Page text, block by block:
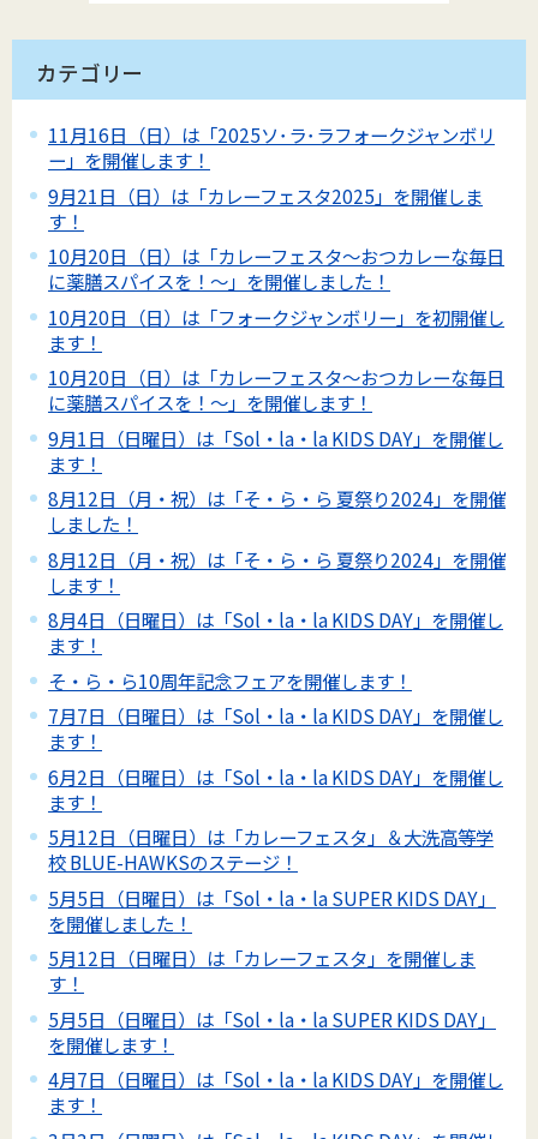
カテゴリー
11月16日（日）は「2025ソ･ラ･ラフォークジャンボリ
ー」を開催します！
9月21日（日）は「カレーフェスタ2025」を開催しま
す！
10月20日（日）は「カレーフェスタ～おつカレーな毎日
に薬膳スパイスを！～」を開催しました！
10月20日（日）は「フォークジャンボリー」を初開催し
ます！
10月20日（日）は「カレーフェスタ～おつカレーな毎日
に薬膳スパイスを！～」を開催します！
9月1日（日曜日）は「Sol・la・la KIDS DAY」を開催し
ます！
8月12日（月・祝）は「そ・ら・ら 夏祭り2024」を開催
しました！
8月12日（月・祝）は「そ・ら・ら 夏祭り2024」を開催
します！
8月4日（日曜日）は「Sol・la・la KIDS DAY」を開催し
ます！
そ・ら・ら10周年記念フェアを開催します！
7月7日（日曜日）は「Sol・la・la KIDS DAY」を開催し
ます！
6月2日（日曜日）は「Sol・la・la KIDS DAY」を開催し
ます！
5月12日（日曜日）は「カレーフェスタ」＆大洗高等学
校 BLUE-HAWKSのステージ！
5月5日（日曜日）は「Sol・la・la SUPER KIDS DAY」
を開催しました！
5月12日（日曜日）は「カレーフェスタ」を開催しま
す！
5月5日（日曜日）は「Sol・la・la SUPER KIDS DAY」
を開催します！
4月7日（日曜日）は「Sol・la・la KIDS DAY」を開催し
ます！